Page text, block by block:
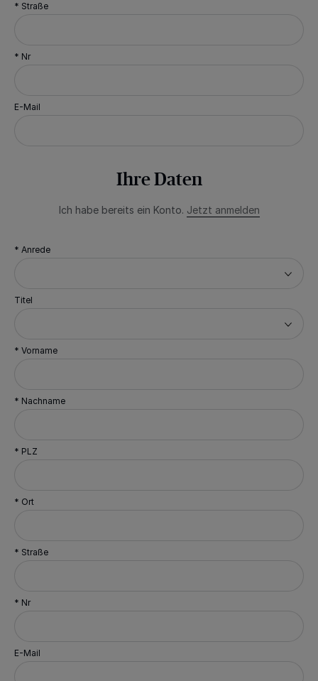
* Straße
* Nr
E-Mail
Ihre Daten
Ich habe bereits ein Konto. Jetzt anmelden
* Anrede
Titel
* Vorname
* Nachname
* PLZ
* Ort
* Straße
* Nr
E-Mail